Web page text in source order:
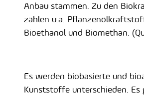
Anbau stammen. Zu den
zählen u.a.
Bioethanol und Biomethan.
Es werden biobasierte und
Kunststoffe unterschieden. Es